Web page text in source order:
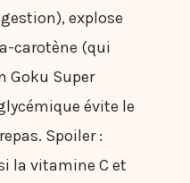
explose
carotène (qui
Goku Super
évite le
Spoiler :
la vitamine C et